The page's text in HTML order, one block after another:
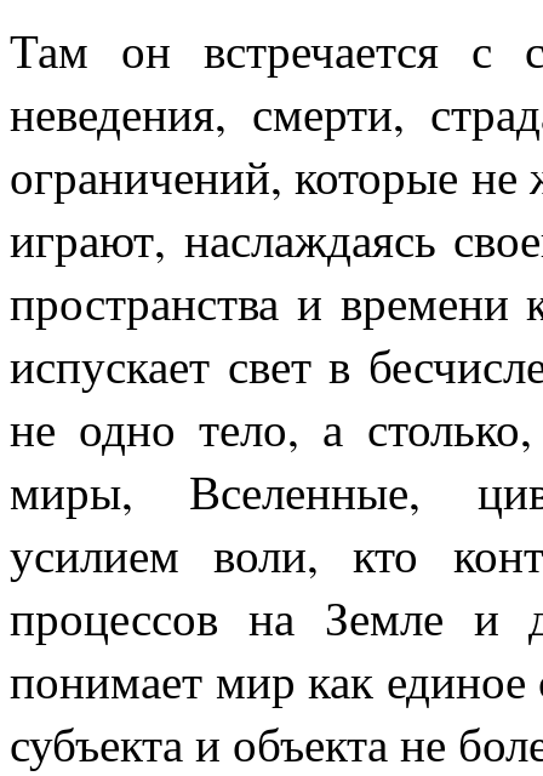
Там он встречается с
неведения, смерти,
ограничений, которые не
играют, наслаждаясь
пространства и времени
испускает свет в
не одно тело, а
миры, Вселенные,
усилием воли, кто
процессов на Земле и
понимает мир как единое
субъекта и объекта не